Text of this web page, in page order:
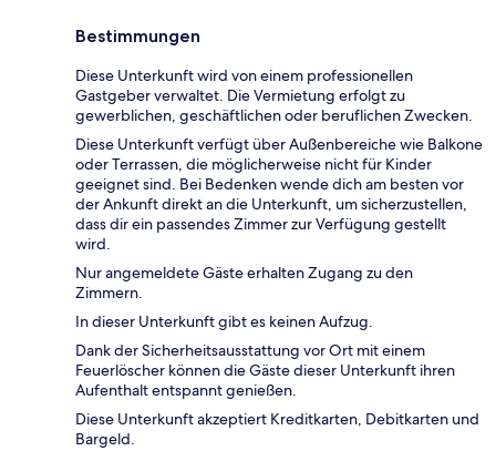
Bestimmungen
Diese Unterkunft wird von einem professionellen
Gastgeber verwaltet. Die Vermietung erfolgt zu
gewerblichen, geschäftlichen oder beruflichen Zwecken.
Diese Unterkunft verfügt über Außenbereiche wie Balkone
oder Terrassen, die möglicherweise nicht für Kinder
geeignet sind. Bei Bedenken wende dich am besten vor
der Ankunft direkt an die Unterkunft, um sicherzustellen,
dass dir ein passendes Zimmer zur Verfügung gestellt
wird.
Nur angemeldete Gäste erhalten Zugang zu den
Zimmern.
In dieser Unterkunft gibt es keinen Aufzug.
Dank der Sicherheitsausstattung vor Ort mit einem
Feuerlöscher können die Gäste dieser Unterkunft ihren
Aufenthalt entspannt genießen.
Diese Unterkunft akzeptiert Kreditkarten, Debitkarten und
Bargeld.